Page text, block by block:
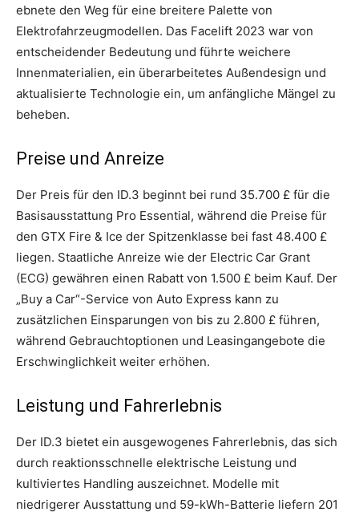
ebnete den Weg für eine breitere Palette von
Elektrofahrzeugmodellen. Das Facelift 2023 war von
entscheidender Bedeutung und führte weichere
Innenmaterialien, ein überarbeitetes Außendesign und
aktualisierte Technologie ein, um anfängliche Mängel zu
beheben.
Preise und Anreize
Der Preis für den ID.3 beginnt bei rund 35.700 £ für die
Basisausstattung Pro Essential, während die Preise für
den GTX Fire & Ice der Spitzenklasse bei fast 48.400 £
liegen. Staatliche Anreize wie der Electric Car Grant
(ECG) gewähren einen Rabatt von 1.500 £ beim Kauf. Der
„Buy a Car“-Service von Auto Express kann zu
zusätzlichen Einsparungen von bis zu 2.800 £ führen,
während Gebrauchtoptionen und Leasingangebote die
Erschwinglichkeit weiter erhöhen.
Leistung und Fahrerlebnis
Der ID.3 bietet ein ausgewogenes Fahrerlebnis, das sich
durch reaktionsschnelle elektrische Leistung und
kultiviertes Handling auszeichnet. Modelle mit
niedrigerer Ausstattung und 59-kWh-Batterie liefern 201